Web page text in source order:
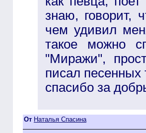
знаю, говорит,
чем удивил
такое можно
"Миражи",
писал песенных
спасибо за
От Наталья Спасина